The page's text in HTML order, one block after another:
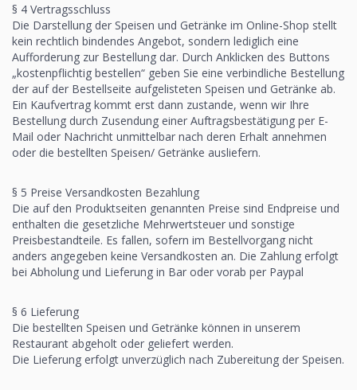
§ 4 Vertragsschluss
Die Darstellung der Speisen und Getränke im Online-Shop stellt
kein rechtlich bindendes Angebot, sondern lediglich eine
Aufforderung zur Bestellung dar. Durch Anklicken des Buttons
„kostenpflichtig bestellen“ geben Sie eine verbindliche Bestellung
der auf der Bestellseite aufgelisteten Speisen und Getränke ab.
Ein Kaufvertrag kommt erst dann zustande, wenn wir Ihre
Bestellung durch Zusendung einer Auftragsbestätigung per E-
Mail oder Nachricht unmittelbar nach deren Erhalt annehmen
oder die bestellten Speisen/ Getränke ausliefern.
§ 5 Preise Versandkosten Bezahlung
Die auf den Produktseiten genannten Preise sind Endpreise und
enthalten die gesetzliche Mehrwertsteuer und sonstige
Preisbestandteile. Es fallen, sofern im Bestellvorgang nicht
anders angegeben keine Versandkosten an. Die Zahlung erfolgt
bei Abholung und Lieferung in Bar oder vorab per Paypal
§ 6 Lieferung
Die bestellten Speisen und Getränke können in unserem
Restaurant abgeholt oder geliefert werden.
Die Lieferung erfolgt unverzüglich nach Zubereitung der Speisen.